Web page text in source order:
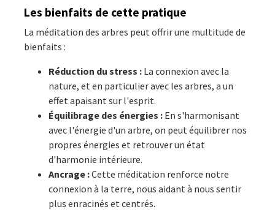
Les bienfaits de cette pratique
La méditation des arbres peut offrir une multitude de
bienfaits :
Réduction du stress : La connexion avec la
nature, et en particulier avec les arbres, a un
effet apaisant sur l'esprit.
Équilibrage des énergies : En s'harmonisant
avec l'énergie d'un arbre, on peut équilibrer nos
propres énergies et retrouver un état
d'harmonie intérieure.
Ancrage :Cette méditation renforce notre
connexion à la terre, nous aidant à nous sentir
plus enracinés et centrés.